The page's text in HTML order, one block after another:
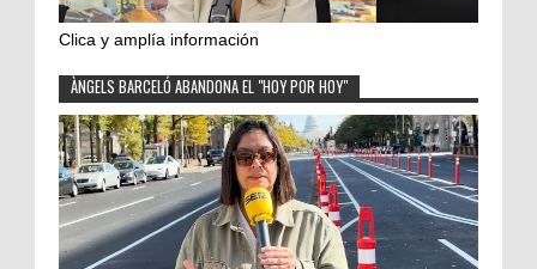
Clica y amplía información
ÀNGELS BARCELÓ ABANDONA EL "HOY POR HOY"